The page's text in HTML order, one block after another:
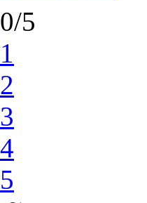
0/5
1
2
3
4
5